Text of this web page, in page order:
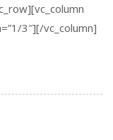
3″][/vc_column]